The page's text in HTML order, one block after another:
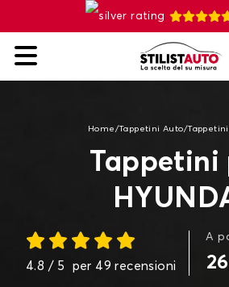
Home /Tappetini Auto/Tappetini
Tappetini
4.8 / 5 per 49 recensioni
A